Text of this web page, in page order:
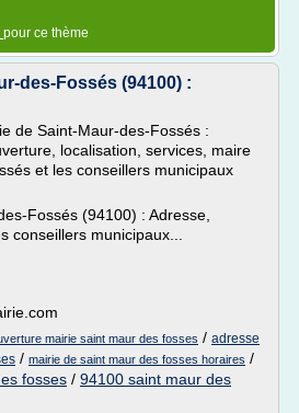
pour ce thème
des-Fossés (94100) :
de Saint-Maur-des-Fossés :
localisation, services, maire
et les conseillers municipaux
Fossés (94100) : Adresse,
conseillers municipaux...
mairie saint maur des fosses / adresse
/ mairie de saint maur des fosses horaires /
fosses / 94100 saint maur des